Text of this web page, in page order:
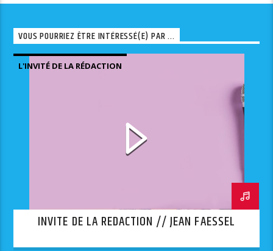
VOUS POURRIEZ ÊTRE INTÉRESSÉ(E) PAR ...
L'INVITÉ DE LA RÉDACTION
INVITE DE LA REDACTION // JEAN FAESSEL